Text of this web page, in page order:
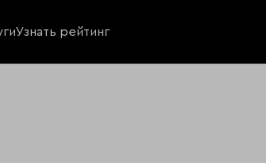
Узнать рейтинг